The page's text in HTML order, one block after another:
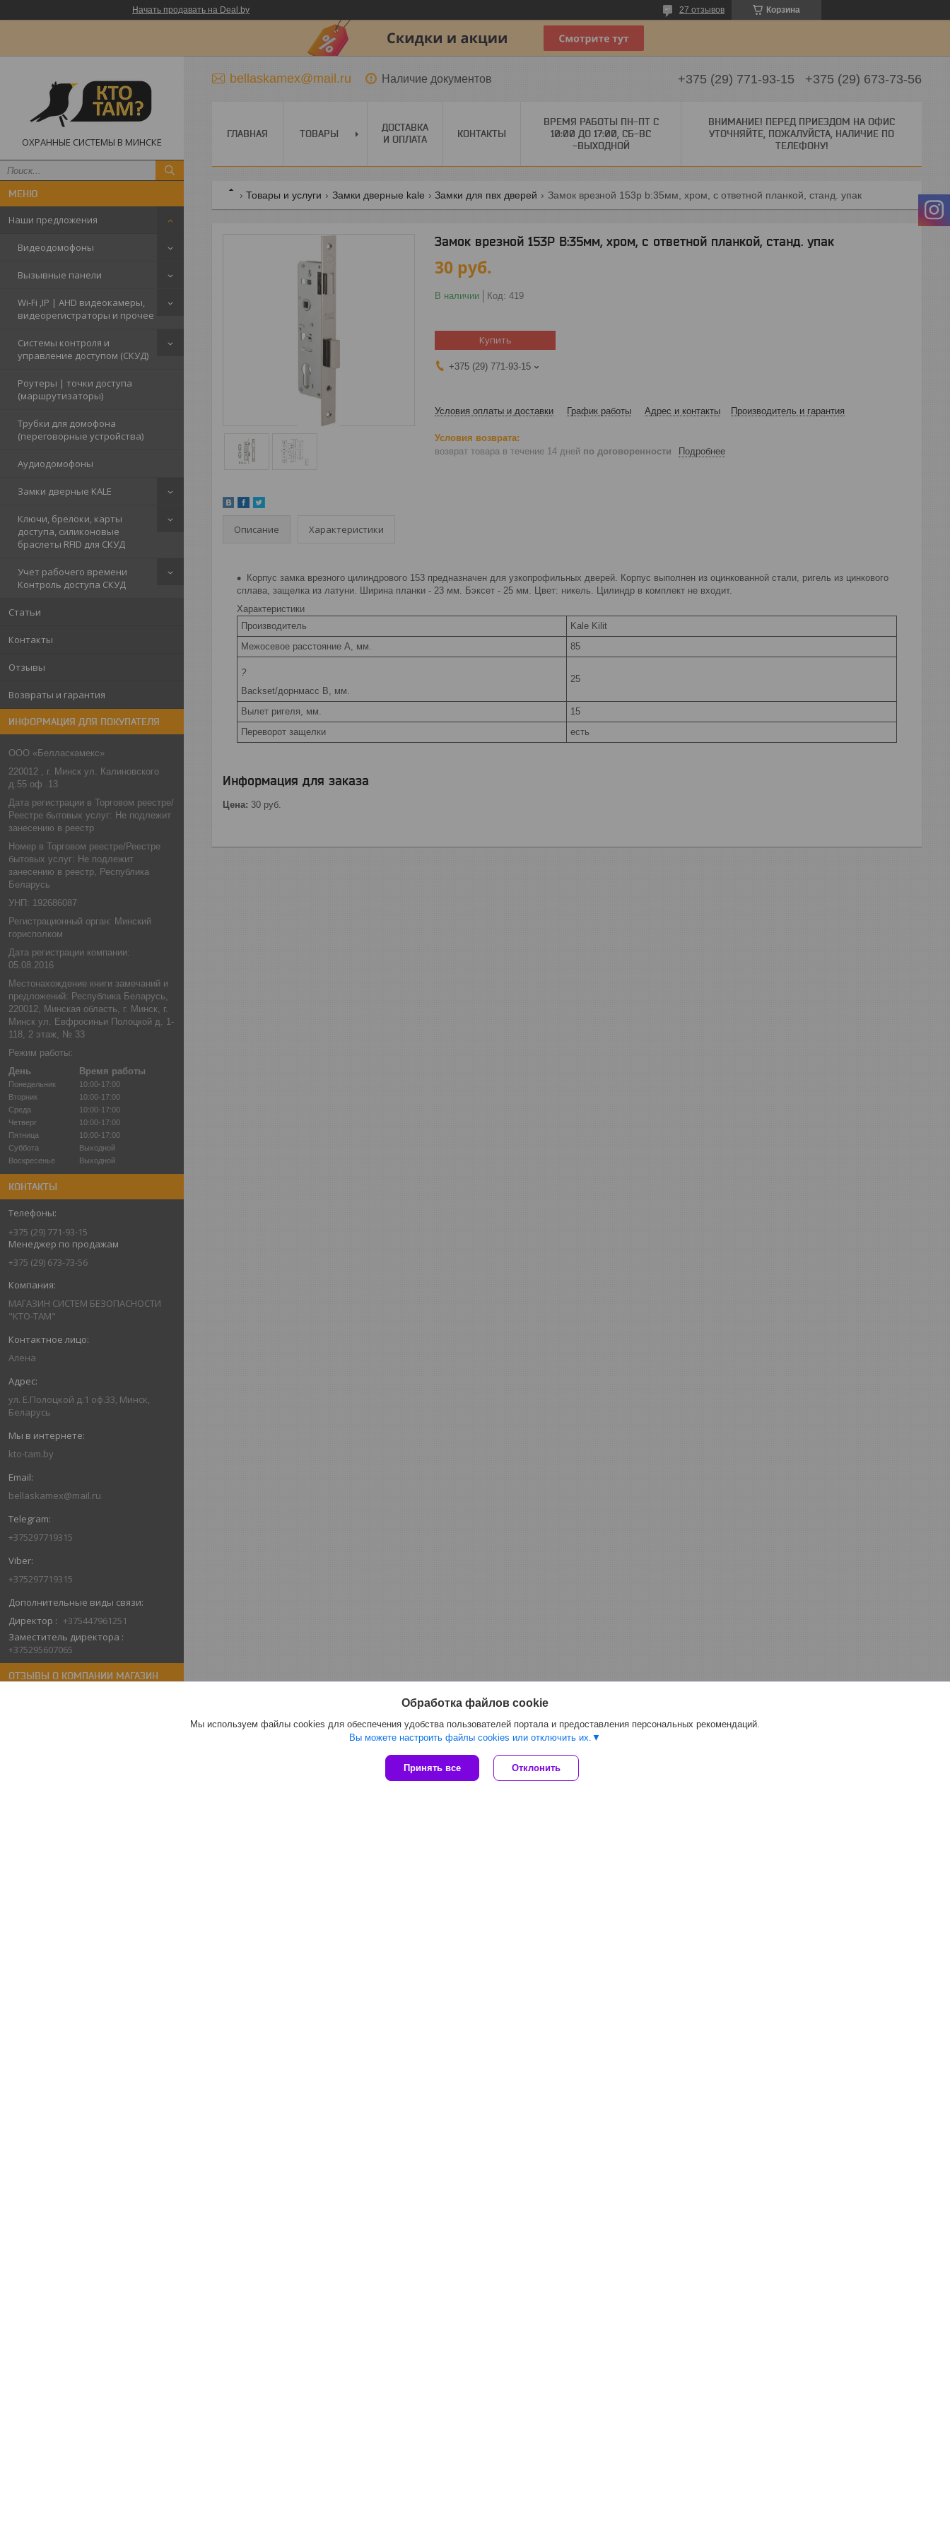
Начать продавать на Deal.by Корзина
27 отзывов
ОХРАННЫЕ СИСТЕМЫ В МИНСКЕ
Наши предложения
Видеодомофоны
Вызывные панели
Wi-Fi ,IP | AHD видеокамеры,
видеорегистраторы и прочее
Системы контроля и
управление доступом (СКУД)
Роутеры | точки доступа
(маршрутизаторы)
Трубки для домофона
(переговорные устройства)
Аудиодомофоны
Замки дверные KALE
Ключи, брелоки, карты
доступа, силиконовые
браслеты RFID для СКУД
Учет рабочего времени
Контроль доступа СКУД
Статьи
Контакты
Отзывы
Возвраты и гарантия
ИНФОРМАЦИЯ ДЛЯ ПОКУПАТЕЛЯ
ООО «Белласкамекс»
220012 , г. Минск ул. Калиновского
д.55 оф .13
Дата регистрации в Торговом реестре/
Реестре бытовых услуг: Не подлежит
занесению в реестр
Номер в Торговом реестре/Реестре
бытовых услуг: Не подлежит
занесению в реестр, Республика
Беларусь
УНП: 192686087
Регистрационный орган: Минский
горисполком
Дата регистрации компании:
05.08.2016
Местонахождение книги замечаний и
предложений: Республика Беларусь,
220012, Минская область, г. Минск, г.
Минск ул. Евфросиньи Полоцкой д. 1-
118, 2 этаж, № 33
Режим работы:
День
Время работы
Понедельник
10:00-17:00
Вторник
10:00-17:00
Среда
10:00-17:00
Четверг
10:00-17:00
Пятница
10:00-17:00
Суббота
Выходной
Воскресенье
Выходной
КОНТАКТЫ
+375 (29) 771-93-15
Менеджер по продажам
+375 (29) 673-73-56
МАГАЗИН СИСТЕМ БЕЗОПАСНОСТИ
"КТО-ТАМ"
Алена
ул. Е.Полоцкой д.1 оф.33, Минск,
Беларусь
kto-tam.by
bellaskamex@mail.ru
+375297719315
+375297719315
Директор
+375447961251
Заместитель директора
+375295607065
ОТЗЫВЫ О КОМПАНИИ МАГАЗИН
bellaskamex@mail.ru Наличие документов +375 (29) 771-93-15 +375 (29) 673-73-56
ГЛАВНАЯ ТОВАРЫ
ДОСТАВКА
И ОПЛАТА
КОНТАКТЫ
ВРЕМЯ РАБОТЫ ПН-ПТ С
10:00 ДО 17:00, СБ-ВС
-ВЫХОДНОЙ
ВНИМАНИЕ! ПЕРЕД ПРИЕЗДОМ НА ОФИС
УТОЧНЯЙТЕ, ПОЖАЛУЙСТА, НАЛИЧИЕ ПО
ТЕЛЕФОНУ!
Товары и услуги Замки дверные kale Замки для пвх дверей Замок врезной 153p b:35мм, хром, с ответной планкой, станд. упак
Замок врезной 153P B:35мм, хром, с ответной планкой, станд. упак
30 руб.
В наличии Код: 419
Купить
+375 (29) 771-93-15
Условия оплаты и доставки График работы Адрес и контакты Производитель и гарантия
возврат товара в течение 14 дней по договоренности Подробнее
Описание Характеристики
Корпус замка врезного цилиндрового 153 предназначен для узкопрофильных дверей. Корпус выполнен из оцинкованной стали, ригель из цинкового
сплава, защелка из латуни. Ширина планки - 23 мм. Бэксет - 25 мм. Цвет: никель. Цилиндр в комплект не входит.
Характеристики
Производитель
Kale Kilit
Межосевое расстояние A, мм.
85
?
Backset/дорнмасс B, мм.
25
Вылет ригеля, мм.
15
Переворот защелки
есть
Информация для заказа
Цена: 30 руб.
Обработка файлов cookie
Мы используем файлы cookies для обеспечения удобства пользователей портала и предоставления персональных рекомендаций.
Вы можете настроить файлы cookies или отключить их.
Принять все Отклонить